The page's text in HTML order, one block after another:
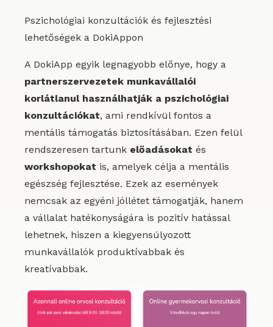
Pszichológiai konzultációk és fejlesztési
lehetőségek a DokiAppon
A DokiApp egyik legnagyobb előnye, hogy a
partnerszervezetek munkavállalói
korlátlanul használhatják a pszichológiai
konzultációkat, ami rendkívül fontos a
mentális támogatás biztosításában. Ezen felül
rendszeresen tartunk előadásokat és
workshopokat is, amelyek célja a mentális
egészség fejlesztése. Ezek az események
nemcsak az egyéni jóllétet támogatják, hanem
a vállalat hatékonyságára is pozitív hatással
lehetnek, hiszen a kiegyensúlyozott
munkavállalók produktívabbak és
kreatívabbak.